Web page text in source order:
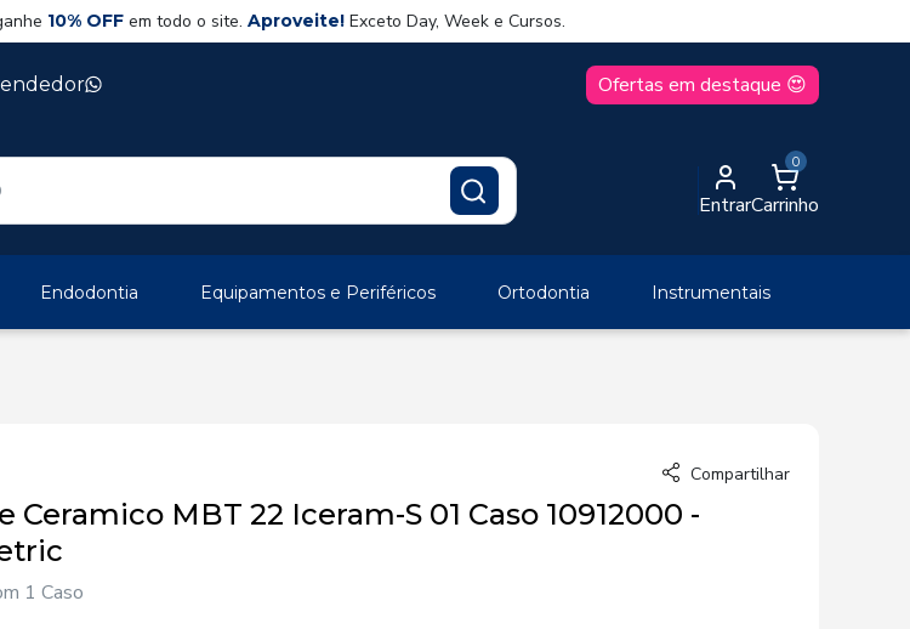
10% OFF em todo o site. Aproveite! Exceto Day, Week e Cursos.
Ofertas em destaque 😍
Entrar
0
Carrinho
Endodontia Equipamentos e Periféricos Ortodontia Instrumentais
Compartilhar
Ceramico MBT 22 Iceram-S 01 Caso 10912000 -
1 Caso